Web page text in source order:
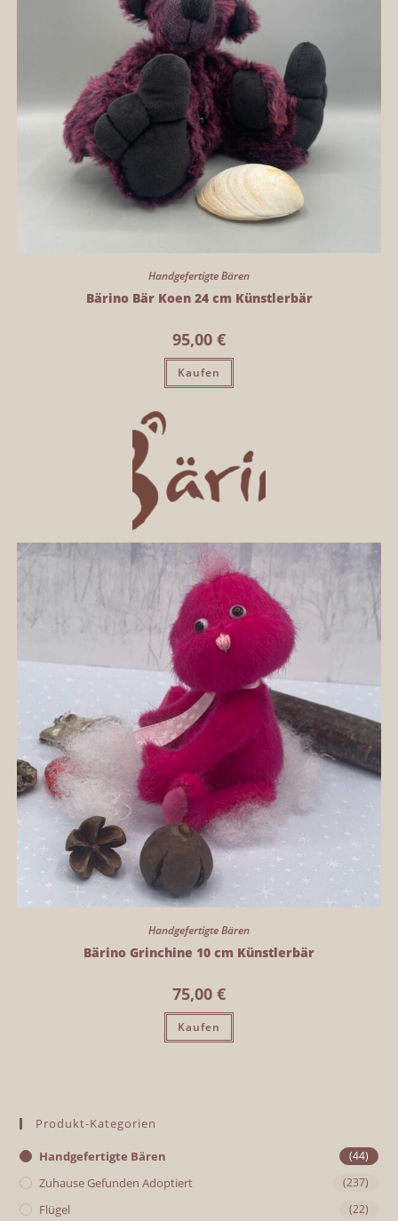
Handgefertigte Bären
Bärino Bär Koen 24 cm Künstlerbär
95,00 €
Kaufen
Handgefertigte Bären
Bärino Grinchine 10 cm Künstlerbär
75,00 €
Kaufen
Produkt-Kategorien
Handgefertigte Bären (44)
Zuhause Gefunden Adoptiert (237)
Flügel (22)